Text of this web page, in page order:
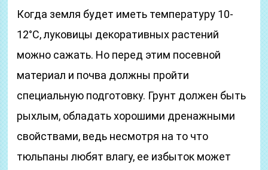
Когда земля будет иметь температуру 10-
12°С, луковицы декоративных растений
можно сажать. Но перед этим посевной
материал и почва должны пройти
специальную подготовку. Грунт должен быть
рыхлым, обладать хорошими дренажными
свойствами, ведь несмотря на то что
тюльпаны любят влагу, ее избыток может